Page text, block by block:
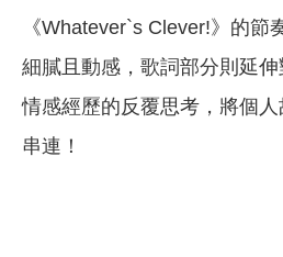
《Whatever`s Clever!》的節
細膩且動感，歌詞部分則延
情感經歷的反覆思考，將個
串連！